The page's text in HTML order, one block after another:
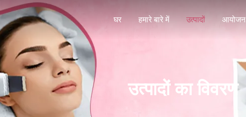
घर हमारे बारे में उत्पादों आयोजन
उत्पादों का विवरण